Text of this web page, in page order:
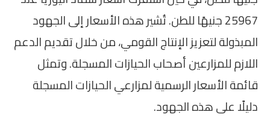
25967 جنيهًا للطن. تُشير هذه الأسعار إلى الجهود
المبذولة لتعزيز الإنتاج القومي، من خلال تقديم الدعم
اللازم للمزارعين أصحاب الحيازات المسجلة. وتمثل
قائمة الأسعار الرسمية لمزارعي الحيازات المسجلة
دليلًا على هذه الجهود.